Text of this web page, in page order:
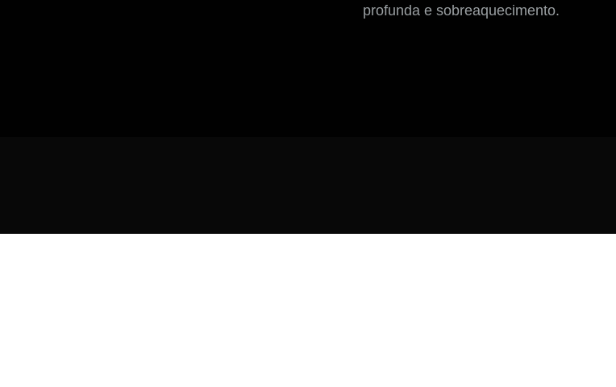
profunda e sobreaquecimento.